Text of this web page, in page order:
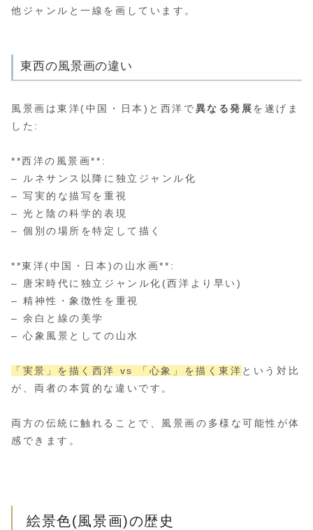
他ジャンルと一線を画しています。
東西の風景画の違い
風景画は東洋(中国・日本)と西洋で異なる発展を遂げま
した:
**西洋の風景画**:
– ルネサンス以降に独立ジャンル化
– 写実的な描写を重視
– 光と陰の科学的表現
– 個別の場所を特定して描く
**東洋(中国・日本)の山水画**:
– 唐宋時代に独立ジャンル化(西洋より早い)
– 精神性・象徴性を重視
– 余白と線の美学
– 心象風景としての山水
「実景」を描く西洋 vs 「心象」を描く東洋 という対比
が、両者の本質的な違いです。
両方の伝統に触れることで、風景画の多様な可能性が体
感できます。
絵景色(風景画)の歴史